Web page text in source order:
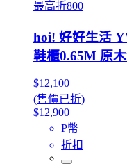
最高折800
hoi! 好好生活
鞋櫃0.65M 原
$12,100
(售價已折)
$12,900
P幣
折扣